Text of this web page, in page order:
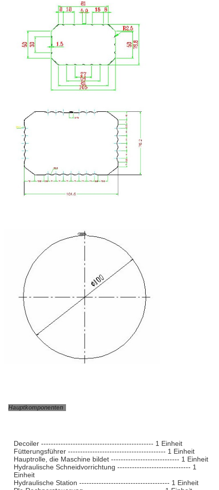
Hauptkomponenten
Decoiler ---------------------------------------------- 1 Einheit
Fütterungsführer ---------------------------------------- 1 Einheit
Hauptrolle, die Maschine bildet ---------------------------- 1 Einheit
Hydraulische Schneidvorrichtung ------------------------------ 1
Einheit
Hydraulische Station ------------------------------------- 1 Einheit